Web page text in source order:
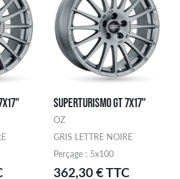
SUPERTURISMO GT 7X17"
OZ
GRIS LETTRE NOIRE
Perçage : 5x100
362,30 € TTC